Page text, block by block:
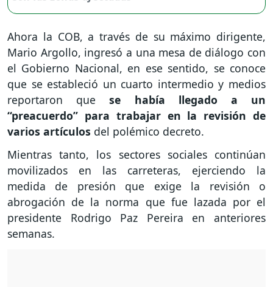
Ahora la COB, a través de su máximo dirigente,
Mario Argollo, ingresó a una mesa de diálogo con
el Gobierno Nacional, en ese sentido, se conoce
que se estableció un cuarto intermedio y medios
reportaron quese había llegado a un
“preacuerdo” para trabajar en la revisión de
varios artículos del polémico decreto.
Mientras tanto, los sectores sociales continúan
movilizados en las carreteras, ejerciendo la
medida de presión que exige la revisión o
abrogación de la norma que fue lazada por el
presidente Rodrigo Paz Pereira en anteriores
semanas.